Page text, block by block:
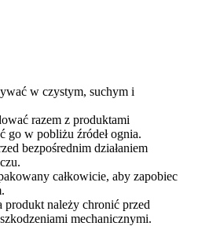
w czystym, suchym i
razem z produktami
go w pobliżu źródeł ognia.
bezpośrednim działaniem
całkowicie, aby zapobiec
produkt należy chronić przed
mechanicznymi.